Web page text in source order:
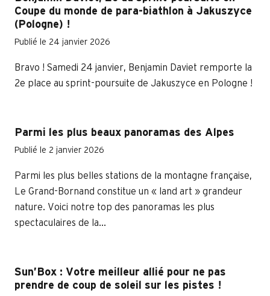
Coupe du monde de para-biathlon à Jakuszyce
(Pologne) !
Publié le 24 janvier 2026
Bravo ! Samedi 24 janvier, Benjamin Daviet remporte la
2e place au sprint-poursuite de Jakuszyce en Pologne !
Parmi les plus beaux panoramas des Alpes
Publié le 2 janvier 2026
Parmi les plus belles stations de la montagne française,
Le Grand-Bornand constitue un « land art » grandeur
nature. Voici notre top des panoramas les plus
spectaculaires de la...
Sun’Box : Votre meilleur allié pour ne pas
prendre de coup de soleil sur les pistes !